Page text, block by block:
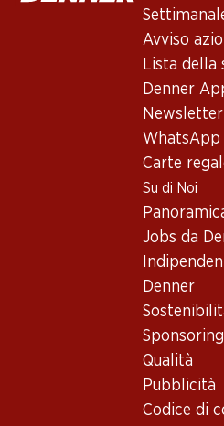
Avviso
Lista della
Denner
Newsletter
WhatsApp
Carte
Su di Noi
Jobs da
Denner
Sponsoring
Qualità
Pubblicità
Codice di
Rosso rubino con riflessi
di ciliegie mature, fragole e frutti
Buono a sapersi